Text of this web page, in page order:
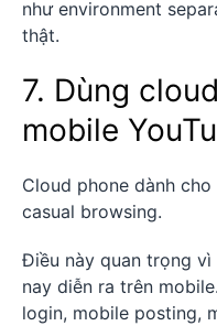
như environment
thật.
7. Dùng
mobile
Cloud phone dành
casual browsing.
Điều này quan trọng vì
nay diễn ra trên
login, mobile posting,